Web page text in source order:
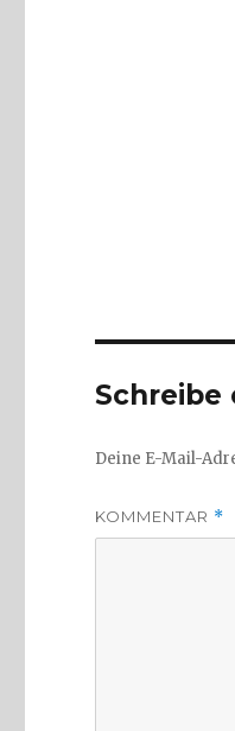
Schreibe
Deine E-Mail-
KOMMENTAR *